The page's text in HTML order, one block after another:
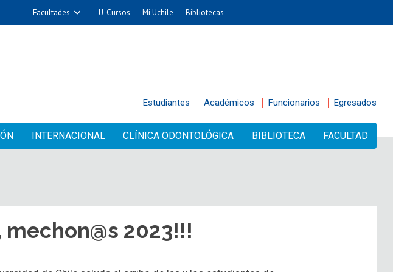
Facultades U-Cursos Mi Uchile Bibliotecas
Estudiantes Académicos Funcionarios Egresados
INTERNACIONAL CLÍNICA ODONTOLÓGICA BIBLIOTECA FACULTAD
2023!!!